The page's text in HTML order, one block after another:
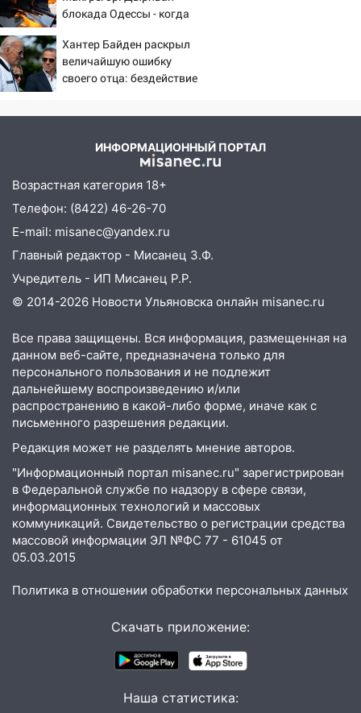
области 8–9 августа
10:11
Директора ульяновской
«Нефтяной топливной компании» будут
судить за неуплату 48,4 млн рублей
велосипедисты, мотоциклисты и
пешеходы. Обзор крупных аварий в
Ульяновской области
08:30 Поджог со свечой, 16 сгоревших
домов и выстрел за водку
07:50 Какая погоды будет днем 8
августа
06:45 Императорский мост в
Ульяновске останется закрытым до
утра 10 августа
05:18 Судьба готовит сюрприз: гороскоп
на 8 августа — кому повезет с
деньгами, а кого ждет неожиданная
встреча
04:47
В Ульяновской области объявили
ракетную опасность: звучат сирены
07.08.2026
20:40 Ульяновские аграрии смогут
купить тракторы с отсрочкой платежа
до декабря
19:34
В следственном управлении
мероприятие, приуроченное к
следствия Российской Федерации
Ульяновцев приглашают
блокада Одессы - когда
России за это полетят
головы?
Хантер Байден раскрыл
величайшую ошибку
своего отца: бездействие
ИНФОРМАЦИОННЫЙ ПОРТАЛ
Возрастная категория 18+
Телефон: (8422) 46-26-70
E-mail: misanec@yandex.ru
Главный редактор - Мисанец З.Ф.
Учредитель - ИП Мисанец Р.Р.
© 2014-2026 Новости Ульяновска онлайн misanec.ru
Все права защищены. Вся информация, размещенная на
данном веб-сайте, предназначена только для
персонального пользования и не подлежит
дальнейшему воспроизведению и/или
распространению в какой-либо форме, иначе как с
письменного разрешения редакции.
Редакция может не разделять мнение авторов.
"Информационный портал misanec.ru" зарегистрирован
в Федеральной службе по надзору в сфере связи,
информационных технологий и массовых
коммуникаций. Свидетельство о регистрации средства
массовой информации ЭЛ №ФС 77 - 61045 от
05.03.2015
Политика в отношении обработки персональных данных
Скачать приложение:
Наша статистика: